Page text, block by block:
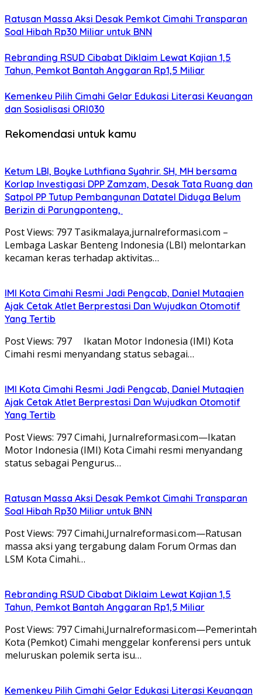
Ratusan Massa Aksi Desak Pemkot Cimahi Transparan
Soal Hibah Rp30 Miliar untuk BNN
Rebranding RSUD Cibabat Diklaim Lewat Kajian 1,5
Tahun, Pemkot Bantah Anggaran Rp1,5 Miliar
Kemenkeu Pilih Cimahi Gelar Edukasi Literasi Keuangan
dan Sosialisasi ORI030
Rekomendasi untuk kamu
Ketum LBI, Boyke Luthfiana Syahrir. SH, MH bersama
Korlap Investigasi DPP Zamzam, Desak Tata Ruang dan
Satpol PP Tutup Pembangunan Datatel Diduga Belum
Berizin di Parungponteng,
Post Views: 797 Tasikmalaya,jurnalreformasi.com –
Lembaga Laskar Benteng Indonesia (LBI) melontarkan
kecaman keras terhadap aktivitas…
IMI Kota Cimahi Resmi Jadi Pengcab, Daniel Mutaqien
Ajak Cetak Atlet Berprestasi Dan Wujudkan Otomotif
Yang Tertib
Post Views: 797 Ikatan Motor Indonesia (IMI) Kota
Cimahi resmi menyandang status sebagai…
IMI Kota Cimahi Resmi Jadi Pengcab, Daniel Mutaqien
Ajak Cetak Atlet Berprestasi Dan Wujudkan Otomotif
Yang Tertib
Post Views: 797 Cimahi, Jurnalreformasi.com—Ikatan
Motor Indonesia (IMI) Kota Cimahi resmi menyandang
status sebagai Pengurus…
Ratusan Massa Aksi Desak Pemkot Cimahi Transparan
Soal Hibah Rp30 Miliar untuk BNN
Post Views: 797 Cimahi,Jurnalreformasi.com—Ratusan
massa aksi yang tergabung dalam Forum Ormas dan
LSM Kota Cimahi…
Rebranding RSUD Cibabat Diklaim Lewat Kajian 1,5
Tahun, Pemkot Bantah Anggaran Rp1,5 Miliar
Post Views: 797 Cimahi,Jurnalreformasi.com—Pemerintah
Kota (Pemkot) Cimahi menggelar konferensi pers untuk
meluruskan polemik serta isu…
Kemenkeu Pilih Cimahi Gelar Edukasi Literasi Keuangan